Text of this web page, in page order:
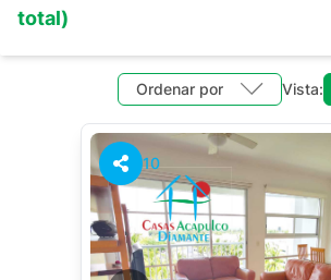
total)
Ordenar por Vista:
10